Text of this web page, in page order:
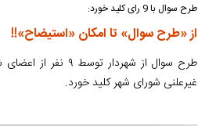
طرح سوال با 9 رای کلید خورد:
از «طرح سوال» تا امکان «استیضاح»!!
غیرعلنی شورای شهر کلید خورد.